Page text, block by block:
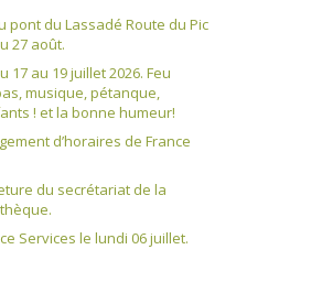
pont du Lassadé Route du Pic
27 août.
au 19 juillet 2026. Feu
musique, pétanque,
! et la bonne humeur!
d’horaires de France
du secrétariat de la
Services le lundi 06 juillet.